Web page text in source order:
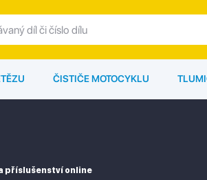
ČISTIČE MOTOCYKLU
příslušenství online